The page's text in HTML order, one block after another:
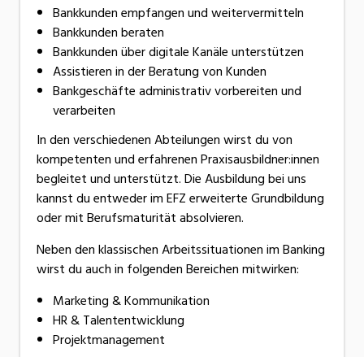
Bankkunden empfangen und weitervermitteln
Bankkunden beraten
Bankkunden über digitale Kanäle unterstützen
Assistieren in der Beratung von Kunden
Bankgeschäfte administrativ vorbereiten und
verarbeiten
In den verschiedenen Abteilungen wirst du von
kompetenten und erfahrenen Praxisausbildner:innen
begleitet und unterstützt. Die Ausbildung bei uns
kannst du entweder im EFZ erweiterte Grundbildung
oder mit Berufsmaturität absolvieren.
Neben den klassischen Arbeitssituationen im Banking
wirst du auch in folgenden Bereichen mitwirken:
Marketing & Kommunikation
HR & Talententwicklung
Projektmanagement